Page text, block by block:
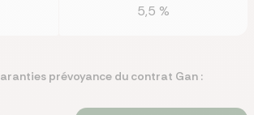
5,5 %
prévoyance du contrat Gan :